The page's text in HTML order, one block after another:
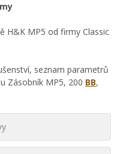
H&K MP5 od firmy Classic
seznam parametrů
Zásobník MP5, 200 BB,